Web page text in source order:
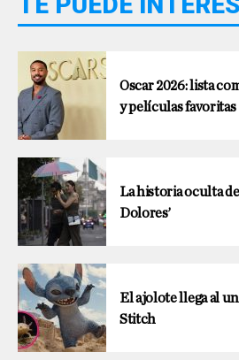
Oscar 2026: lista
y películas favoritas
La historia oculta
Dolores’
El ajolote llega al
Stitch